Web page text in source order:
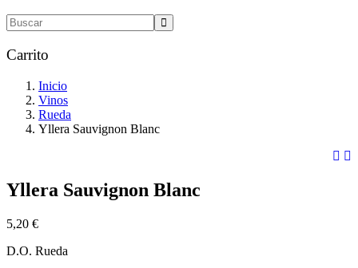
Carrito
Inicio
Vinos
Rueda
Yllera Sauvignon Blanc
Yllera Sauvignon Blanc
5,20 €
D.O. Rueda